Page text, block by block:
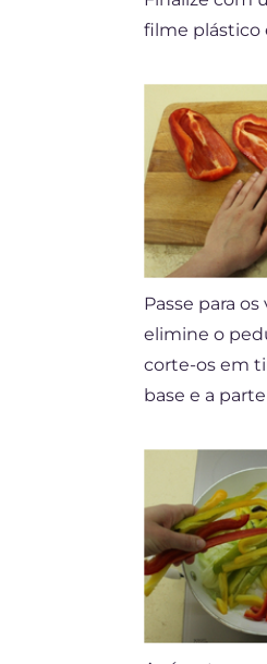
filme plástico
Passe para
elimine o
corte-os em
base e a